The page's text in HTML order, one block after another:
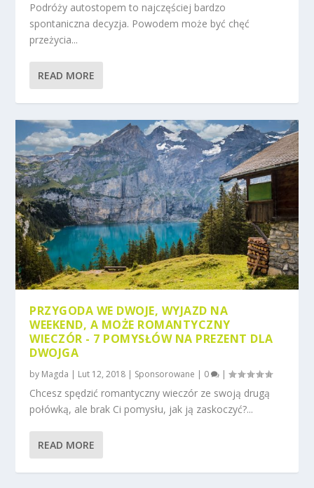
Podróży autostopem to najczęściej bardzo
spontaniczna decyzja. Powodem może być chęć
przeżycia...
READ MORE
PRZYGODA WE DWOJE, WYJAZD NA
WEEKEND, A MOŻE ROMANTYCZNY
WIECZÓR - 7 POMYSŁÓW NA PREZENT DLA
DWOJGA
by Magda | Lut 12, 2018 | Sponsorowane | 0 |
Chcesz spędzić romantyczny wieczór ze swoją drugą
połówką, ale brak Ci pomysłu, jak ją zaskoczyć?...
READ MORE